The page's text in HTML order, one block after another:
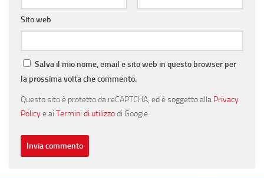
Sito web
Salva il mio nome, email e sito web in questo browser per
la prossima volta che commento.
Questo sito è protetto da reCAPTCHA, ed è soggetto alla Privacy
Policye ai Termini di utilizzodi Google.